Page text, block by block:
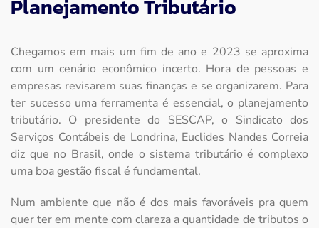
Planejamento Tributário
Chegamos em mais um fim de ano e 2023 se aproxima
com um cenário econômico incerto. Hora de pessoas e
empresas revisarem suas finanças e se organizarem. Para
ter sucesso uma ferramenta é essencial, o planejamento
tributário. O presidente do SESCAP, o Sindicato dos
Serviços Contábeis de Londrina, Euclides Nandes Correia
diz que no Brasil, onde o sistema tributário é complexo
uma boa gestão fiscal é fundamental.
Num ambiente que não é dos mais favoráveis pra quem
quer ter em mente com clareza a quantidade de tributos o